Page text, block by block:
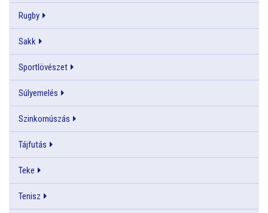
Rugby
Sakk
Sportlövészet
Súlyemelés
Szinkornúszás
Tájfutás
Teke
Tenisz